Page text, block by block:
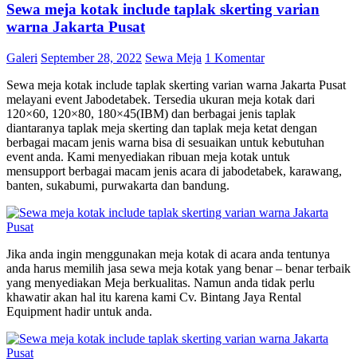
Sewa meja kotak include taplak skerting varian
warna Jakarta Pusat
Galeri September 28, 2022 Sewa Meja 1 Komentar
Sewa meja kotak include taplak skerting varian warna Jakarta Pusat
melayani event Jabodetabek. Tersedia ukuran meja kotak dari
120×60, 120×80, 180×45(IBM) dan berbagai jenis taplak
diantaranya taplak meja skerting dan taplak meja ketat dengan
berbagai macam jenis warna bisa di sesuaikan untuk kebutuhan
event anda. Kami menyediakan ribuan meja kotak untuk
mensupport berbagai macam jenis acara di jabodetabek, karawang,
banten, sukabumi, purwakarta dan bandung.
Jika anda ingin menggunakan meja kotak di acara anda tentunya
anda harus memilih jasa sewa meja kotak yang benar – benar terbaik
yang menyediakan Meja berkualitas. Namun anda tidak perlu
khawatir akan hal itu karena kami Cv. Bintang Jaya Rental
Equipment hadir untuk anda.